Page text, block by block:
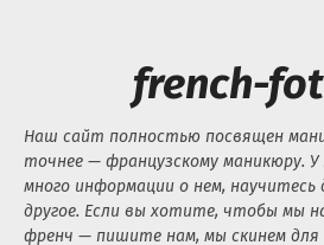
french-
Наш сайт полностью посвящен
точнее — французскому маникюру.
много информации о нем, научитесь
другое. Если вы хотите, чтобы мы
френч — пишите нам, мы скинем для